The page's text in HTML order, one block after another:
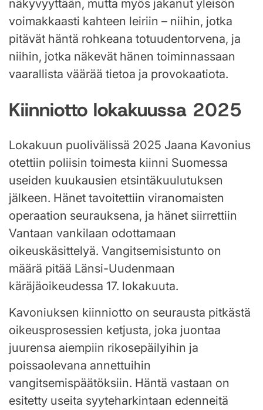
näkyvyyttään, mutta myös jakanut yleisön
voimakkaasti kahteen leiriin – niihin, jotka
pitävät häntä rohkeana totuudentorvena, ja
niihin, jotka näkevät hänen toiminnassaan
vaarallista väärää tietoa ja provokaatiota.
Kiinniotto lokakuussa 2025
Lokakuun puolivälissä 2025 Jaana Kavonius
otettiin poliisin toimesta kiinni Suomessa
useiden kuukausien etsintäkuulutuksen
jälkeen. Hänet tavoitettiin viranomaisten
operaation seurauksena, ja hänet siirrettiin
Vantaan vankilaan odottamaan
oikeuskäsittelyä. Vangitsemisistunto on
määrä pitää Länsi-Uudenmaan
käräjäoikeudessa 17. lokakuuta.
Kavoniuksen kiinniotto on seurausta pitkästä
oikeusprosessien ketjusta, joka juontaa
juurensa aiempiin rikosepäilyihin ja
poissaolevana annettuihin
vangitsemispäätöksiin. Häntä vastaan on
esitetty useita syyteharkintaan edenneitä